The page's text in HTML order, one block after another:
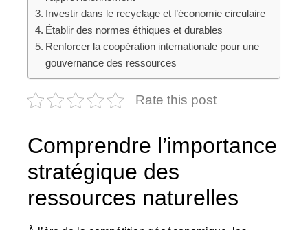
Investir dans le recyclage et l’économie circulaire
Établir des normes éthiques et durables
Renforcer la coopération internationale pour une
gouvernance des ressources
Rate this post
Comprendre l’importance
stratégique des
ressources naturelles